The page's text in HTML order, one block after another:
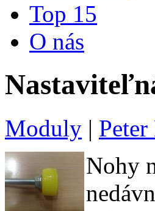
Top 15
O nás
Moduly |
Nohy